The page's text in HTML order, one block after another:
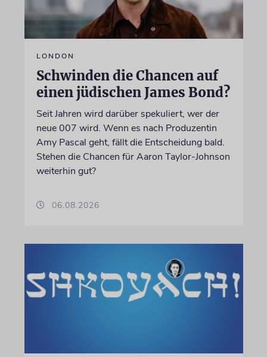
LONDON
Schwinden die Chancen auf
einen jüdischen James Bond?
Seit Jahren wird darüber spekuliert, wer der
neue 007 wird. Wenn es nach Produzentin
Amy Pascal geht, fällt die Entscheidung bald.
Stehen die Chancen für Aaron Taylor-Johnson
weiterhin gut?
06.08.2026